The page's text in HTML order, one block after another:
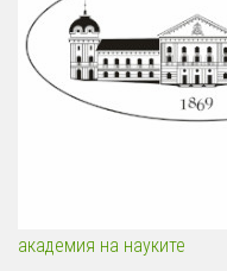
академия на науките